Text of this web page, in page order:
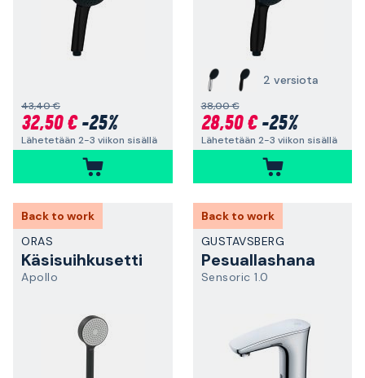
43,40 €
32,50 €-25%
Lähetetään 2-3 viikon sisällä
2 versiota
38,00 €
28,50 €-25%
Lähetetään 2-3 viikon sisällä
Back to work
ORAS
Käsisuihkusetti
Apollo
Back to work
GUSTAVSBERG
Pesuallashana
Sensoric 1.0